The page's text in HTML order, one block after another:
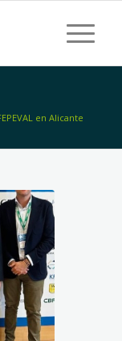
en Alicante